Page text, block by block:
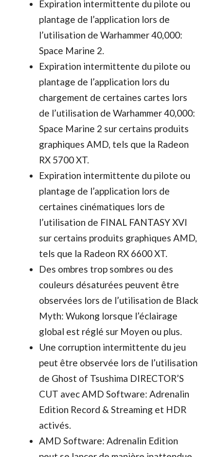
Expiration intermittente du pilote ou
plantage de l’application lors de
l’utilisation de Warhammer 40,000:
Space Marine 2.
Expiration intermittente du pilote ou
plantage de l’application lors du
chargement de certaines cartes lors
de l’utilisation de Warhammer 40,000:
Space Marine 2 sur certains produits
graphiques AMD, tels que la Radeon
RX 5700 XT.
Expiration intermittente du pilote ou
plantage de l’application lors de
certaines cinématiques lors de
l’utilisation de FINAL FANTASY XVI
sur certains produits graphiques AMD,
tels que la Radeon RX 6600 XT.
Des ombres trop sombres ou des
couleurs désaturées peuvent être
observées lors de l’utilisation de Black
Myth: Wukong lorsque l’éclairage
global est réglé sur Moyen ou plus.
Une corruption intermittente du jeu
peut être observée lors de l’utilisation
de Ghost of Tsushima DIRECTOR’S
CUT avec AMD Software: Adrenalin
Edition Record & Streaming et HDR
activés.
AMD Software: Adrenalin Edition